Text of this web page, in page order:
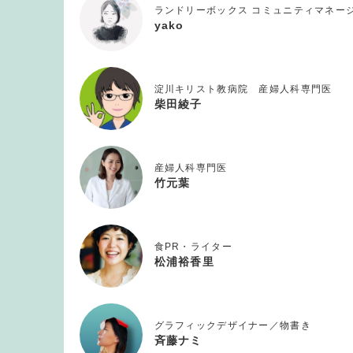
ランドリーボックス コミュニティマネー
yako
淀川キリスト教病院 産婦人科専門医
柴田綾子
産婦人科専門医
竹元葉
食PR・ライター
松浦裕香里
グラフィックデザイナー／物書き
斉藤ナミ